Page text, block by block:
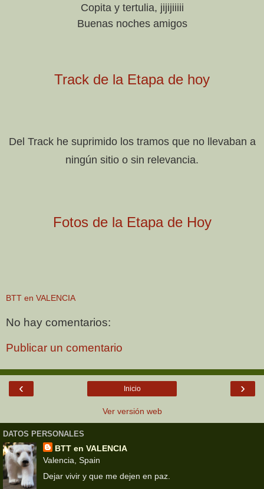
Copita y tertulia, jijijiiiii
Buenas noches amigos
Track de la Etapa de hoy
Del Track he suprimido los tramos que no llevaban a
ningún sitio o sin relevancia.
Fotos de la Etapa de Hoy
BTT en VALENCIA
No hay comentarios:
Publicar un comentario
‹ ›
Inicio
Ver versión web
DATOS PERSONALES
BTT en VALENCIA
Valencia, Spain
Dejar vivir y que me dejen en paz.